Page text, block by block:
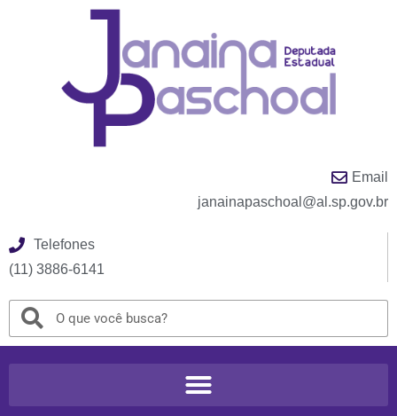
Email
janainapaschoal@al.sp.gov.br
Telefones
(11) 3886-6141